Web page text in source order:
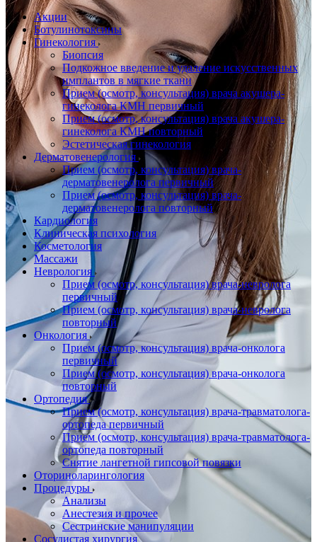
Акции
Ботулинотоксины
Гинекология
Биопсия
Подкожное введение и удаление искусственных
имплантов в мягкие ткани
Прием (осмотр, консультация) врача акушера-
гинеколога КМН первичный
Прием (осмотр, консультация) врача акушера-
гинеколога КМН повторный
Эстетическая гинекология
Дерматовенерология
Прием (осмотр, консультация) врача-
дерматовенеролога первичный
Прием (осмотр, консультация) врача-
дерматовенеролога повторный
Кардиология
Клиническая психология
Косметология
Массажи
Неврология
Прием (осмотр, консультация) врача-невролога
первичный
Прием (осмотр, консультация) врача-невролога
повторный
Онкология
Прием (осмотр, консультация) врача-онколога
первичный
Прием (осмотр, консультация) врача-онколога
повторный
Ортопедия
Прием (осмотр, консультация) врача-травматолога-
ортопеда первичный
Прием (осмотр, консультация) врача-травматолога-
ортопеда повторный
Снятие лангетной гипсовой повязки
Оториноларингология
Процедуры
Анализы
Анестезия и прочее
Сестринские манипуляции
Сосудистая хирургия